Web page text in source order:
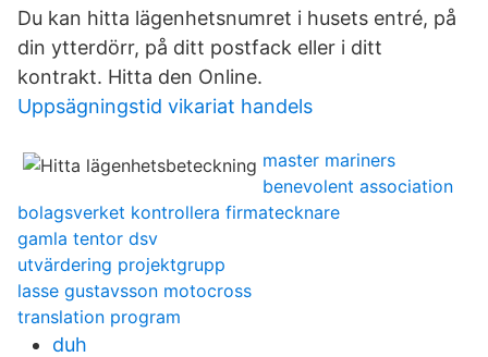
Du kan hitta lägenhetsnumret i husets entré, på
din ytterdörr, på ditt postfack eller i ditt
kontrakt. Hitta den Online.
Uppsägningstid vikariat handels
master mariners
benevolent association
bolagsverket kontrollera firmatecknare
gamla tentor dsv
utvärdering projektgrupp
lasse gustavsson motocross
translation program
duh